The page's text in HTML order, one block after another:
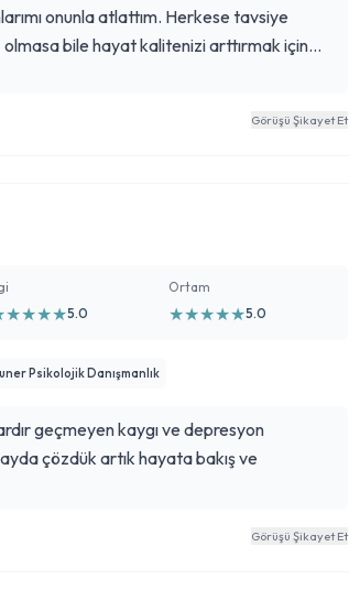
onunla atlattım. Herkese tavsiye
olmasa bile hayat kalitenizi arttırmak için
Merkezi'ne herkes hayatında en
Görüşü Şikayet Et
★★★★5.0
Ortam
★★★★★5.0
Psikolojik Danışmanlık
geçmeyen kaygı ve depresyon
çözdük artık hayata bakış ve
Görüşü Şikayet Et